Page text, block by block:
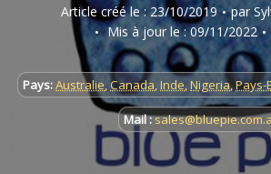
Article créé le : 23/10/2019 par
Mis à jour le : 09/11/2022
Pays:Australie,Canada,Inde,Nigeria,Pays-
Mail :